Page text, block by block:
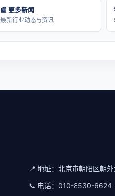
📰 更多新闻
最新行业动态与资讯
📍 地址： 北京市朝阳区朝
📞 电话： 010-8530-6624